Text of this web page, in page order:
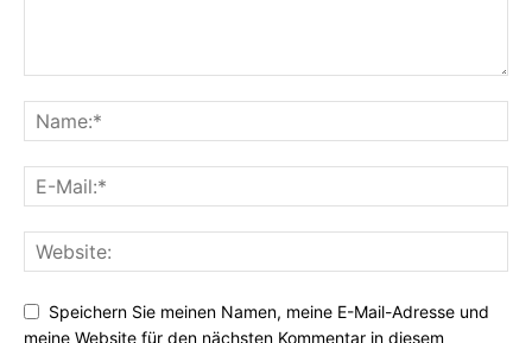
Speichern Sie meinen Namen, meine E-Mail-Adresse und
meine Website für den nächsten Kommentar in diesem